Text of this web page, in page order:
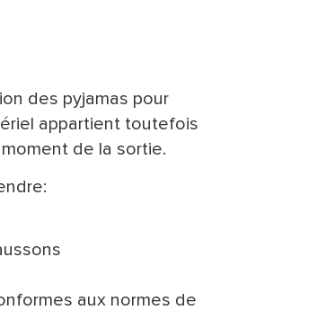
des pyjamas pour
appartient toutefois
de la sortie.
aux normes de